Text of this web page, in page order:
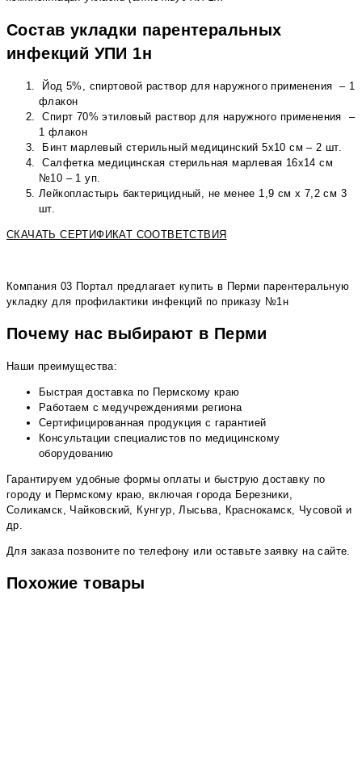
Состав укладки парентеральных
инфекций УПИ 1н
Йод 5%, спиртовой раствор для наружного применения – 1
флакон
Спирт 70% этиловый раствор для наружного применения –
1 флакон
Бинт марлевый стерильный медицинский 5х10 см – 2 шт.
Салфетка медицинская стерильная марлевая 16х14 см
№10 – 1 уп.
Лейкопластырь бактерицидный, не менее 1,9 см x 7,2 см 3
шт.
СКАЧАТЬ СЕРТИФИКАТ СООТВЕТСТВИЯ
Компания 03 Портал предлагает купить в Перми парентеральную
укладку для профилактики инфекций по приказу №1н
Почему нас выбирают в Перми
Наши преимущества:
Быстрая доставка по Пермскому краю
Работаем с медучреждениями региона
Сертифицированная продукция с гарантией
Консультации специалистов по медицинскому
оборудованию
Гарантируем удобные формы оплаты и быструю доставку по
городу и Пермскому краю, включая города Березники,
Соликамск, Чайковский, Кунгур, Лысьва, Краснокамск, Чусовой и
др.
Для заказа позвоните по телефону или оставьте заявку на сайте.
Похожие товары